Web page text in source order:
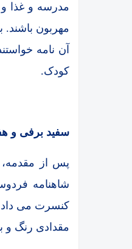
مدرسه و غذا و
مهربون باشند.
آن نامه
کودک.
سفید برفی و
پس از مقدمه،
شاهنامه
کنسرت می داد
مقدادی رنگ و